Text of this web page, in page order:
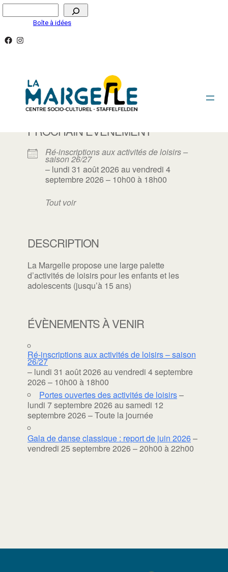
Aller
au
Facebook
Instagram
Boîte à idées
ACTIVITÉS ENFANTS/ADOS
PROCHAIN ÉVÈNEMENT
Ré-inscriptions aux activités de loisirs –
saison 26/27
– lundi 31 août 2026 au vendredi 4
septembre 2026 – 10h00 à 18h00
Tout voir
DESCRIPTION
La Margelle propose une large palette
d’activités de loisirs pour les enfants et les
adolescents (jusqu’à 15 ans)
ÉVÈNEMENTS À VENIR
Ré-inscriptions aux activités de loisirs – saison
26/27
– lundi 31 août 2026 au vendredi 4 septembre
2026 – 10h00 à 18h00
Portes ouvertes des activités de loisirs–
lundi 7 septembre 2026 au samedi 12
septembre 2026 – Toute la journée
Gala de danse classique : report de juin 2026–
vendredi 25 septembre 2026 – 20h00 à 22h00